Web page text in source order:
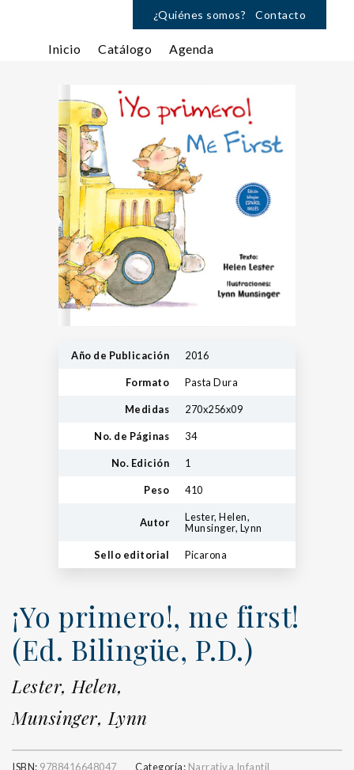
¿Quiénes somos? Contacto
Inicio Catálogo Agenda
Año de Publicación 2016
Formato Pasta Dura
Medidas 270x256x09
No. de Páginas 34
No. Edición 1
Peso 410
Autor
Lester, Helen,
Munsinger, Lynn
Sello editorial Picarona
¡Yo primero!, me first!
(Ed. Bilingüe, P.D.)
Lester, Helen,
Munsinger, Lynn
ISBN: 9788416648047 Categoría: Narrativa Infantil